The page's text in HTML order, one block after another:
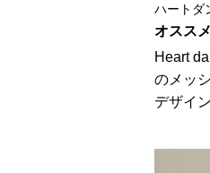
ハートダ
オスス
Heart
のメッ
デザイ